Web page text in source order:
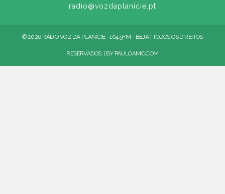
radio@vozdaplanicie.pt
© 2026 RÁDIO VOZ DA PLANÍCIE - 104.5FM - BEJA | TODOS OS DIREITOS
RESERVADOS. | BY PAULOAMC.COM